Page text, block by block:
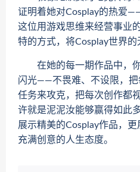
证明着她对Cosplay的热爱
这位用游戏思维来经营事业
特的方式，将Cosplay世界的
在她的每一期作品中，你
闪光——不畏难、不设限，把
任务来攻克，把每次创作都
许就是泥泥汝能够赢得如此
展示精美的Cosplay作品，
充满创意的人生态度。